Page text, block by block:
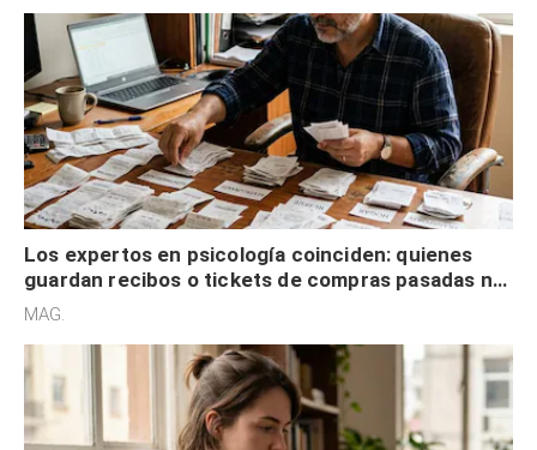
Los expertos en psicología coinciden: quienes
guardan recibos o tickets de compras pasadas no
son acumuladores, sino que tienen necesidad de
MAG.